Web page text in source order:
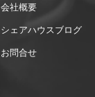
会社概要
シェアハウスブログ
お問合せ